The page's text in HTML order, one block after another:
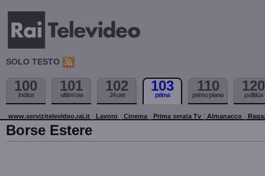
SOLO TESTO
100
indice
101
ultim'ora
102
24 ore
103
prima
110
primo piano
120
politica
www.servizitelevideo.rai.it Lavoro Cinema Prima serata Tv Almanacco
Borse Estere